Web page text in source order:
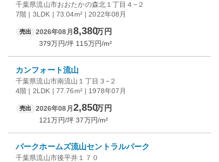
千葉県流山市おおたかの森北１丁目４−２
7階 | 3LDK | 73.04m² | 2022年08月
売出 2026年08月 8,380万円
379万円/坪 115万円/m²
カンフォート流山
千葉県流山市南流山１丁目３−２
4階 | 2LDK | 77.76m² | 1978年07月
売出 2026年08月 2,850万円
121万円/坪 37万円/m²
パークホームズ流山セントラルパーク
千葉県流山市後平井１７０